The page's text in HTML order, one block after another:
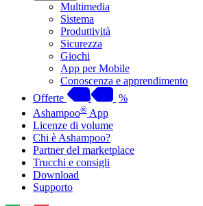
Multimedia
Sistema
Produttività
Sicurezza
Giochi
App per Mobile
Conoscenza e apprendimento
Offerte
%
Ashampoo® App
Licenze di volume
Chi è Ashampoo?
Partner del marketplace
Trucchi e consigli
Download
Supporto